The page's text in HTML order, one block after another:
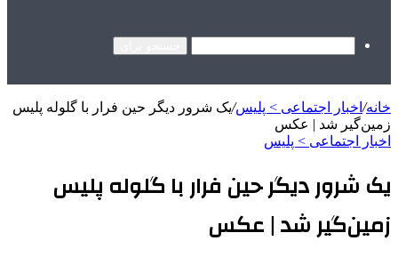
خانه/ اخبار اجتماعی > پليس/یک شرور دیگر حین فرار با گلوله پلیس
زمین‌گیر شد | عکس
اخبار اجتماعی > پليس
یک شرور دیگر حین فرار با گلوله پلیس
زمین‌گیر شد | عکس